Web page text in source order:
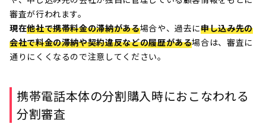
審査が行われます。
現在他社で携帯料金の滞納がある場合や、過去に申し込み先の
会社で料金の滞納や契約違反などの履歴がある場合は、審査に
通りにくくなるので注意してください。
携帯電話本体の分割購入時におこなわれる
分割審査